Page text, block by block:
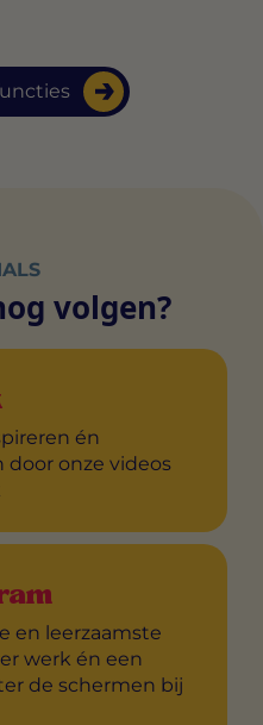
volgen?
én
door onze videos
en leerzaamste
werk én een
de schermen bij